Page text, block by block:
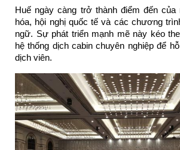
Huế ngày càng trở thành điểm đến
hóa, hội nghị quốc tế và các chương
ngữ. Sự phát triển mạnh mẽ này kéo
hệ thống dịch cabin chuyên nghiệp để
dịch viên.